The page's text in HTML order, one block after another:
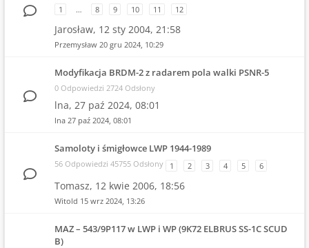
1
… 8 9 10 11 12
Jarosław, 12 sty 2004, 21:58
Przemysław 20 gru 2024, 10:29
Modyfikacja BRDM-2 z radarem pola walki PSNR-5
0 Odpowiedzi 2724 Odsłony
lna, 27 paź 2024, 08:01
lna 27 paź 2024, 08:01
Samoloty i śmigłowce LWP 1944-1989
56 Odpowiedzi 45755 Odsłony 1 2 3 4 5 6
Tomasz, 12 kwie 2006, 18:56
Witold 15 wrz 2024, 13:26
MAZ – 543/9P117 w LWP i WP (9K72 ELBRUS SS-1C SCUD
B)